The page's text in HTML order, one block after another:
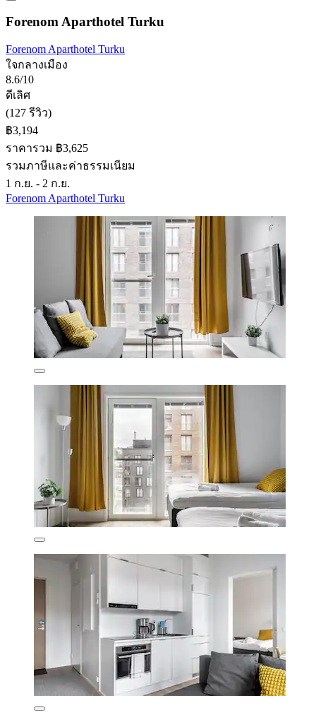
Forenom Aparthotel Turku
Forenom Aparthotel Turku
ใจกลางเมือง
8.6/10
ดีเลิศ
(127 รีวิว)
฿3,194
ราคารวม ฿3,625
รวมภาษีและค่าธรรมเนียม
1 ก.ย. - 2 ก.ย.
Forenom Aparthotel Turku